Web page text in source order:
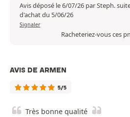
Avis déposé le 6/07/26 par Steph.
d'achat du 5/06/26
Signaler
Racheteriez-vous ces
AVIS DE ARMEN
5/5
Très bonne qualité